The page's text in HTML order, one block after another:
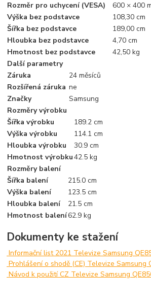
Rozměr pro uchycení (VESA)
600 × 400
Výška bez podstavce
108,30 cm
Šířka bez podstavce
189,00 cm
Hloubka bez podstavce
4,70 cm
Hmotnost bez podstavce
42,50 kg
Další parametry
Záruka
24 měsíců
Rozšířená záruka ne
Značky
Samsung
Rozměry výrobku
Šířka výrobku
189.2 cm
Výška výrobku
114.1 cm
Hloubka výrobku
30.9 cm
Hmotnost výrobku42.5 kg
Rozměry balení
Šířka balení
215.0 cm
Výška balení
123.5 cm
Hloubka balení
21.5 cm
Hmotnost balení62.9 kg
Dokumenty ke stažení
Informační list 2021 Televize Samsung
Prohlášení o shodě (CE) Televize Samsung
Návod k použití CZ Televize Samsung